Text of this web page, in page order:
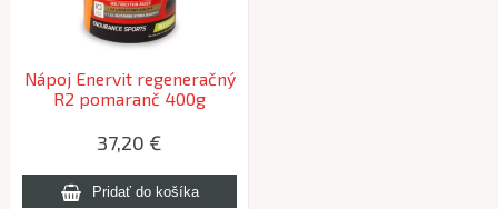
Nápoj Enervit regeneračný
R2 pomaranč 400g
37,20 €